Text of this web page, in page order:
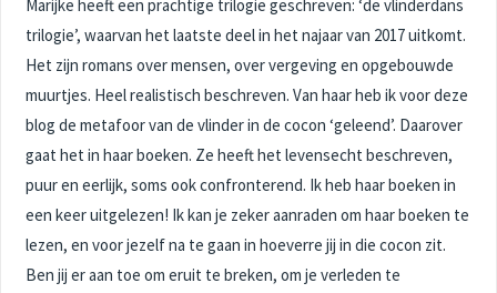
Marijke heeft een prachtige trilogie geschreven: ‘de vlinderdans
trilogie’, waarvan het laatste deel in het najaar van 2017 uitkomt.
Het zijn romans over mensen, over vergeving en opgebouwde
muurtjes. Heel realistisch beschreven. Van haar heb ik voor deze
blog de metafoor van de vlinder in de cocon ‘geleend’. Daarover
gaat het in haar boeken. Ze heeft het levensecht beschreven,
puur en eerlijk, soms ook confronterend. Ik heb haar boeken in
een keer uitgelezen! Ik kan je zeker aanraden om haar boeken te
lezen, en voor jezelf na te gaan in hoeverre jij in die cocon zit.
Ben jij er aan toe om eruit te breken, om je verleden te